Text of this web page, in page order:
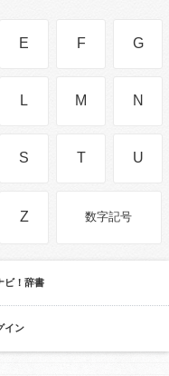
E F G
L M N
S T U
Z 数字記号
ビ！辞書
イン